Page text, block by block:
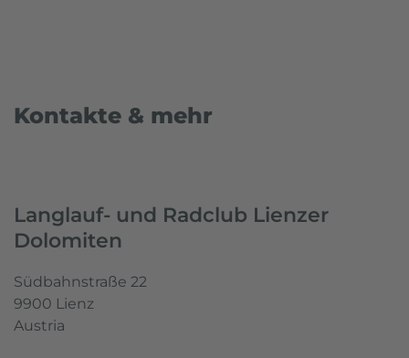
Kontakte & mehr
Langlauf- und Radclub Lienzer
Dolomiten
Südbahnstraße 22
9900 Lienz
Austria